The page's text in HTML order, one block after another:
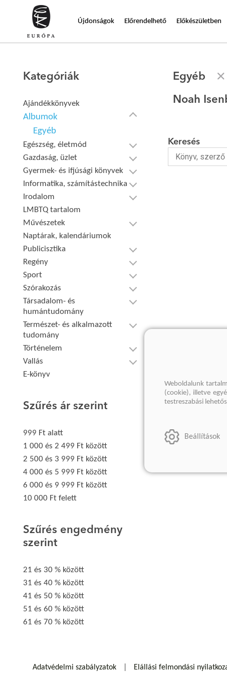
Újdonságok Előrendelhető Előkészületben
Kategóriák
Ajándékkönyvek
Albumok
Egyéb
Egészség, életmód
Gazdaság, üzlet
Gyermek- és ifjúsági könyvek
Informatika, számítástechnika
Irodalom
LMBTQ tartalom
Művészetek
Naptárak, kalendáriumok
Publicisztika
Regény
Sport
Szórakozás
Társadalom- és
humántudomány
Természet- és alkalmazott
tudomány
Történelem
Vallás
E-könyv
Szűrés ár szerint
999 Ft alatt
1 000 és 2 499 Ft között
2 500 és 3 999 Ft között
4 000 és 5 999 Ft között
6 000 és 9 999 Ft között
10 000 Ft felett
Szűrés engedmény
szerint
21 és 30 % között
31 és 40 % között
41 és 50 % között
51 és 60 % között
61 és 70 % között
Egyéb
Noah
Keresés
Adatvédelmi szabályzatok Elállási felmondási
Weboldalunk
(cookie), illetve
testreszabási
Beállítások